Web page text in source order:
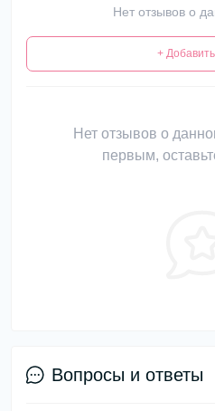
Нет отзывов о
+
Нет отзывов о
первым,
Вопросы и ответы